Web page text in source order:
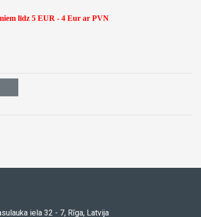
līdz 5 EUR - 4 Eur ar PVN
iela 32 - 7, Rīga, Latvija